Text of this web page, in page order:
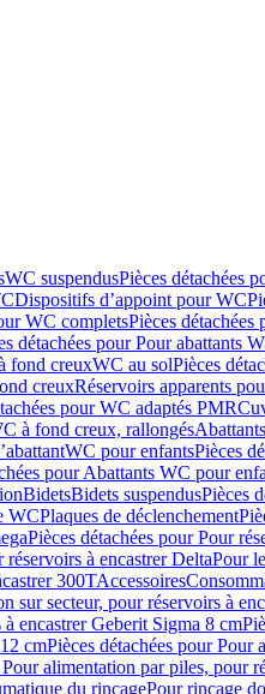
WC suspendusPièces détachées
Dispositifs d’appoint pour WC
WC completsPièces
détachées pour Pour abattants
fond creuxWC au solPièces
creuxRéservoirs apparents
pour WC adaptés PMR
à fond creux, rallongés
WC pour enfantsPièces
pour Abattants WC pour
BidetsBidets suspendusPièces
WCPlaques de déclenchement
Pièces détachées pour Pour
réservoirs à encastrer DeltaPour
300TAccessoires
sur secteur, pour réservoirs à
encastrer Geberit Sigma 8 cm
cmPièces détachées pour Pour
alimentation par piles, pour
du rinçagePour rinçage